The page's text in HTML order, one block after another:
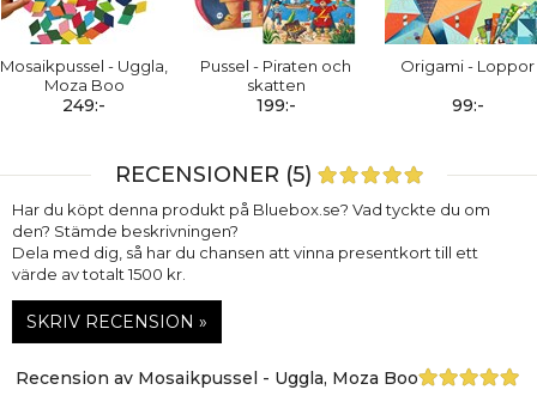
Mosaikpussel - Uggla,
Moza Boo
249:-
Pussel - Piraten och
skatten
199:-
Origami - Loppor
99:-
RECENSIONER (5)
Har du köpt denna produkt på Bluebox.se? Vad tyckte du om
den? Stämde beskrivningen?
Dela med dig, så har du chansen att vinna presentkort till ett
värde av totalt 1500 kr.
SKRIV RECENSION »
Recension av Mosaikpussel - Uggla, Moza Boo